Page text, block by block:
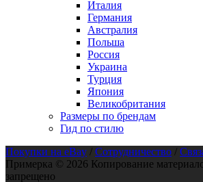
Италия
Германия
Австралия
Польша
Россия
Украина
Турция
Япония
Великобритания
Размеры по брендам
Гид по стилю
Покупки на eBay / Сотрудничество /
Примерка © 2026 Копирование
запрещено